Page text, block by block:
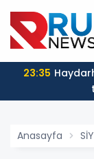
23:35
Anasayfa